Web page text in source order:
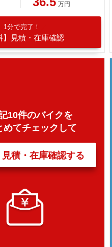
万円
1分で完了！
】見積・在庫確認
記10件のバイクを
めてチェックして
見積・在庫確認する